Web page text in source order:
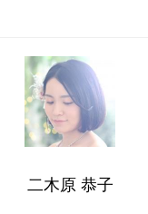
二木原 恭子